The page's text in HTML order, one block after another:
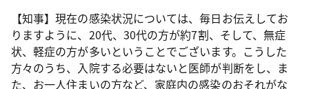
【知事】現在の感染状況については、毎日お伝えしてお
りますように、20代、30代の方が約7割、そして、無症
状、軽症の方が多いということでございます。こうした
方々のうち、入院する必要はないと医師が判断をし、ま
た、お一人住まいの方など、家庭内の感染のおそれがな